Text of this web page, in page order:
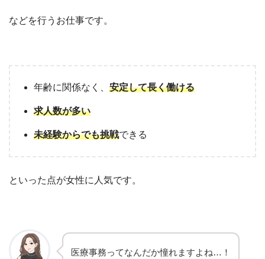
などを行うお仕事です。
年齢に関係なく、 安定して長く働ける
求人数が多い
未経験からでも挑戦できる
といった点が女性に人気です。
医療事務ってなんだか憧れますよね…！